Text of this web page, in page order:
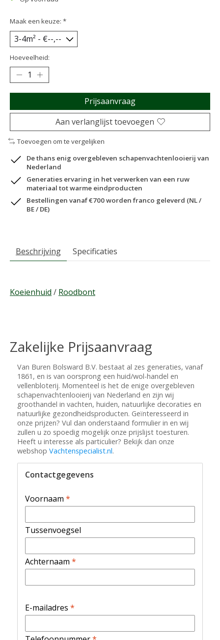
Maak een keuze: *
Hoeveelheid:
Prijsaanvraag
Aan verlanglijst toevoegen
Toevoegen om te vergelijken
De thans enig overgebleven schapenvachtenlooierij van
Nederland
Generaties ervaring in het verwerken van een ruw
materiaal tot warme eindproducten
Bestellingen vanaf €700 worden franco geleverd (NL /
BE / DE)
Beschrijving Specificaties
Koeienhuid / Roodbont
Zakelijke Prijsaanvraag
Van Buren Bolsward B.V. bestaat al zes generaties, vanaf
1861, en is van oorsprong een huid/wol-handel en
vellenbloterij. Momenteel is het de enige overgebleven
schapenvachtenlooierij van Nederland en zijn wij
groothandel in vachten, huiden, natuurlijke decoraties en
natuurlijke gezondheidsproducten. Geïnteresseerd in
onze prijzen? Vul dan onderstaand formulier in en wij
zullen u zo spoedig mogelijk onze prijslijst toesturen.
Heeft u interesse als particulier? Bekijk dan onze
webshop Vachtenspecialist.nl.
Contactgegevens
Voornaam *
Tussenvoegsel
Achternaam *
E-mailadres *